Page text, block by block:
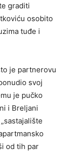
graditi
osobito
tuđe i
je partnerovu
svoj
je pučko
i Breljani
od tih par